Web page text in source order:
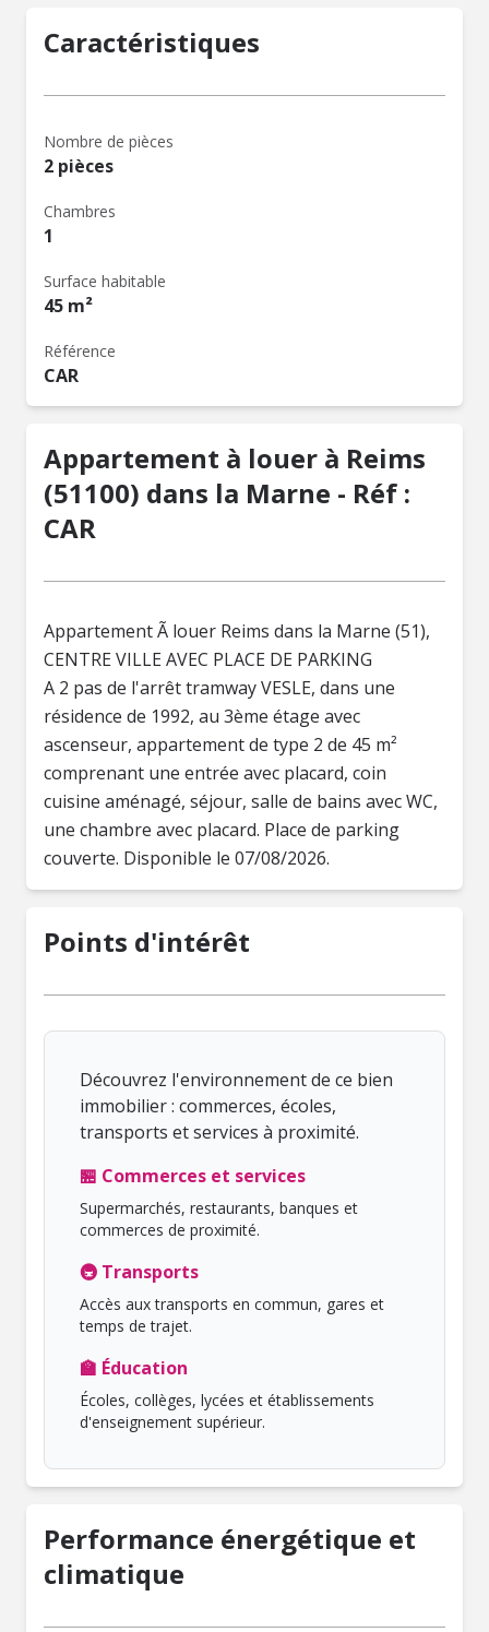
Caractéristiques
Nombre de pièces
2 pièces
Chambres
1
Surface habitable
45 m²
Référence
CAR
Appartement à louer à Reims
(51100) dans la Marne - Réf :
CAR
Appartement Ã louer Reims dans la Marne (51),
CENTRE VILLE AVEC PLACE DE PARKING
A 2 pas de l'arrêt tramway VESLE, dans une
résidence de 1992, au 3ème étage avec
ascenseur, appartement de type 2 de 45 m²
comprenant une entrée avec placard, coin
cuisine aménagé, séjour, salle de bains avec WC,
une chambre avec placard. Place de parking
couverte. Disponible le 07/08/2026.
Points d'intérêt
Découvrez l'environnement de ce bien
immobilier : commerces, écoles,
transports et services à proximité.
🏪 Commerces et services
Supermarchés, restaurants, banques et
commerces de proximité.
🚇 Transports
Accès aux transports en commun, gares et
temps de trajet.
🏫 Éducation
Écoles, collèges, lycées et établissements
d'enseignement supérieur.
Performance énergétique et
climatique